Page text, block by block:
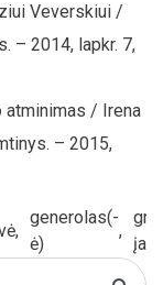
Veverskiui /
– 2014, lapkr. 7,
atminimas / Irena
– 2015,
,
generolas(-
ė)
,